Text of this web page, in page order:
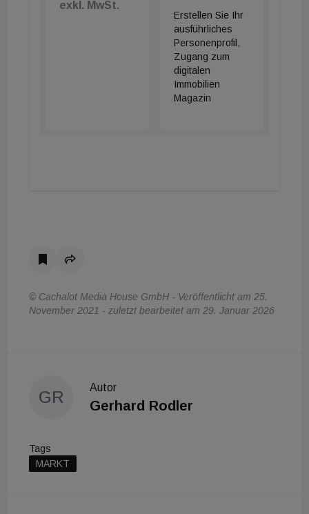
exkl. MwSt.
Erstellen Sie Ihr
ausführliches
Personenprofil,
Zugang zum
digitalen
Immobilien
Magazin
© Cachalot Media House GmbH - Veröffentlicht am 25.
November 2021 - zuletzt bearbeitet am 29. Januar 2026
GR
Autor
Gerhard Rodler
Tags
MARKT